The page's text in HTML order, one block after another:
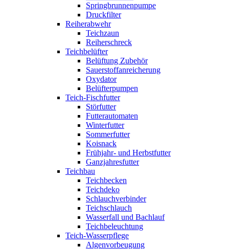
Springbrunnenpumpe
Druckfilter
Reiherabwehr
Teichzaun
Reiherschreck
Teichbelüfter
Belüftung Zubehör
Sauerstoffanreicherung
Oxydator
Belüfterpumpen
Teich-Fischfutter
Störfutter
Futterautomaten
Winterfutter
Sommerfutter
Koisnack
Frühjahr- und Herbstfutter
Ganzjahresfutter
Teichbau
Teichbecken
Teichdeko
Schlauchverbinder
Teichschlauch
Wasserfall und Bachlauf
Teichbeleuchtung
Teich-Wasserpflege
Algenvorbeugung